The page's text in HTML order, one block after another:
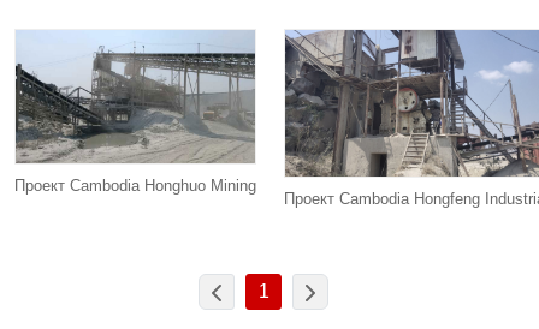
Проект Cambodia Honghuo Mining
Проект Cambodia Hongfeng
1